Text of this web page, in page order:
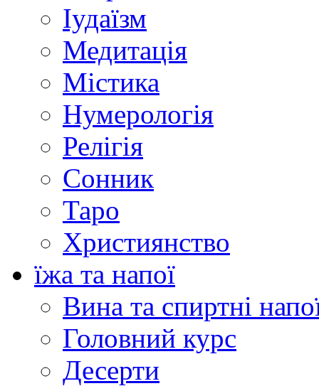
Іудаїзм
Медитація
Містика
Нумерологія
Релігія
Сонник
Таро
Християнство
їжа та напої
Вина та спиртні
Головний курс
Десерти